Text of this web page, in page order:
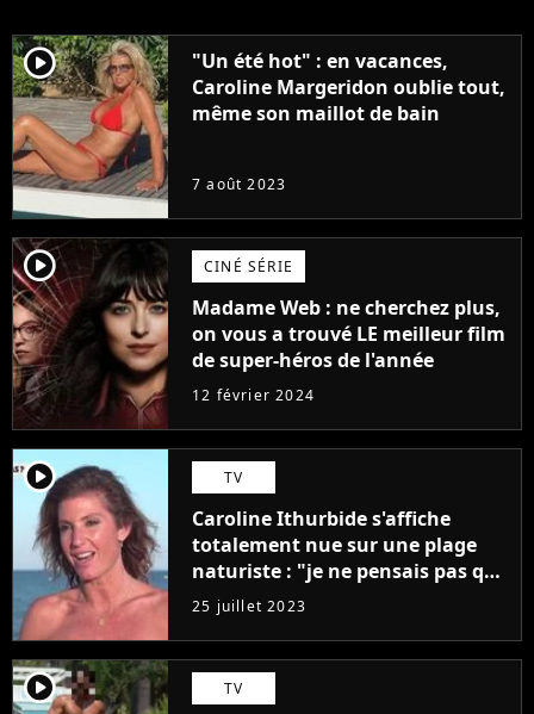
player2
"Un été hot" : en vacances,
Caroline Margeridon oublie tout,
même son maillot de bain
7 août 2023
player2 CINÉ SÉRIE
Madame Web : ne cherchez plus,
on vous a trouvé LE meilleur film
de super-héros de l'année
12 février 2024
player2 TV
Caroline Ithurbide s'affiche
totalement nue sur une plage
naturiste : "je ne pensais pas que
j'arriverais à le faire..."
25 juillet 2023
player2 TV